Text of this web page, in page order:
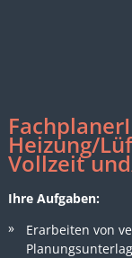
Heizung/
Vollzeit
Ihre Aufgaben:
Erarbeiten von